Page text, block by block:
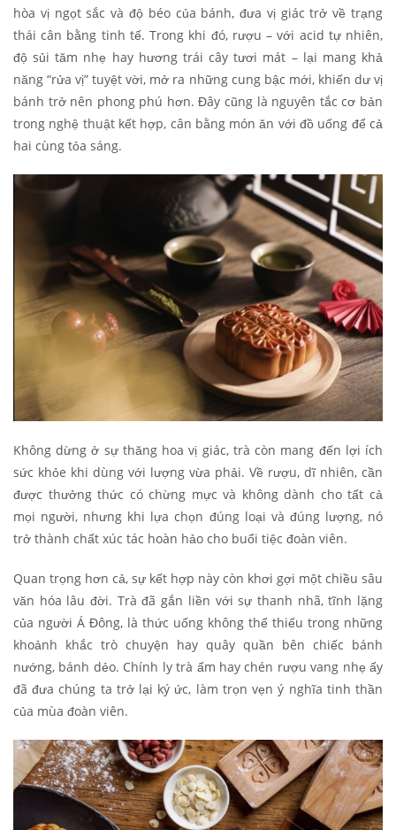
hòa vị ngọt sắc và độ béo của bánh, đưa vị giác trở về trạng
thái cân bằng tinh tế. Trong khi đó, rượu – với acid tự nhiên,
độ sủi tăm nhẹ hay hương trái cây tươi mát – lại mang khả
năng “rửa vị” tuyệt vời, mở ra những cung bậc mới, khiến dư vị
bánh trở nên phong phú hơn. Đây cũng là nguyên tắc cơ bản
trong nghệ thuật kết hợp, cân bằng món ăn với đồ uống để cả
hai cùng tỏa sáng.
Không dừng ở sự thăng hoa vị giác, trà còn mang đến lợi ích
sức khỏe khi dùng với lượng vừa phải. Về rượu, dĩ nhiên, cần
được thưởng thức có chừng mực và không dành cho tất cả
mọi người, nhưng khi lựa chọn đúng loại và đúng lượng, nó
trở thành chất xúc tác hoàn hảo cho buổi tiệc đoàn viên.
Quan trọng hơn cả, sự kết hợp này còn khơi gợi một chiều sâu
văn hóa lâu đời. Trà đã gắn liền với sự thanh nhã, tĩnh lặng
của người Á Đông, là thức uống không thể thiếu trong những
khoảnh khắc trò chuyện hay quây quần bên chiếc bánh
nướng, bánh dẻo. Chính ly trà ấm hay chén rượu vang nhẹ ấy
đã đưa chúng ta trở lại ký ức, làm trọn vẹn ý nghĩa tinh thần
của mùa đoàn viên.